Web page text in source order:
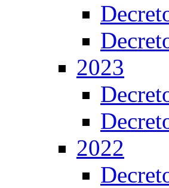
2023
2022